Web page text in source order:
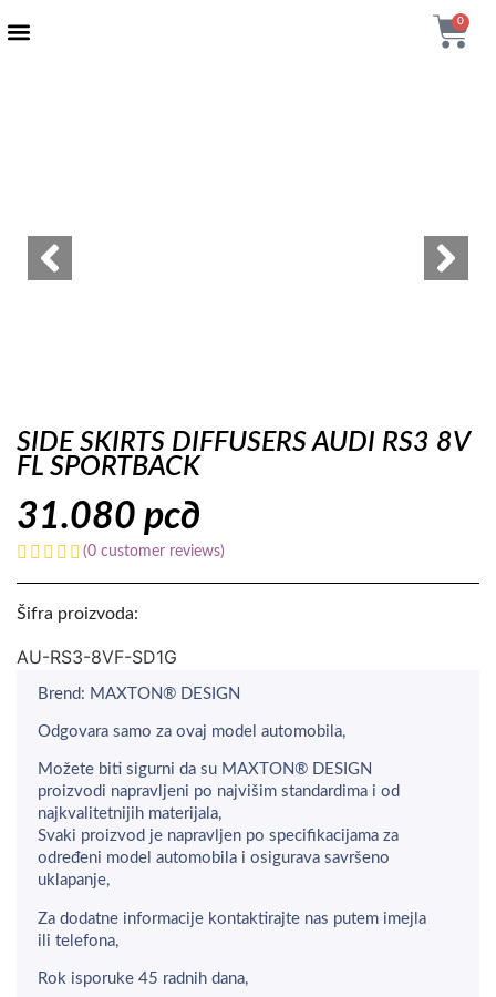
0
SIDE SKIRTS DIFFUSERS AUDI RS3 8V
FL SPORTBACK
31.080 рсд
(0 customer reviews)
Šifra proizvoda:
AU-RS3-8VF-SD1G
Brend: MAXTON® DESIGN
Odgovara samo za ovaj model automobila,
Možete biti sigurni da su MAXTON® DESIGN
proizvodi napravljeni po najvišim standardima i od
najkvalitetnijih materijala,
Svaki proizvod je napravljen po specifikacijama za
određeni model automobila i osigurava savršeno
uklapanje,
Za dodatne informacije kontaktirajte nas putem imejla
ili telefona,
Rok isporuke 45 radnih dana,